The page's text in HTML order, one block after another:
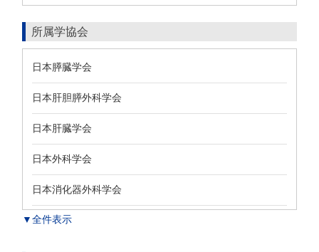
所属学協会
日本膵臓学会
日本肝胆膵外科学会
日本肝臓学会
日本外科学会
日本消化器外科学会
▼全件表示